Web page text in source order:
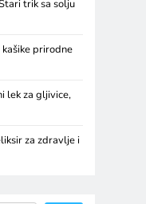
trik sa solju
prirodne
lek za gljivice,
za zdravlje i